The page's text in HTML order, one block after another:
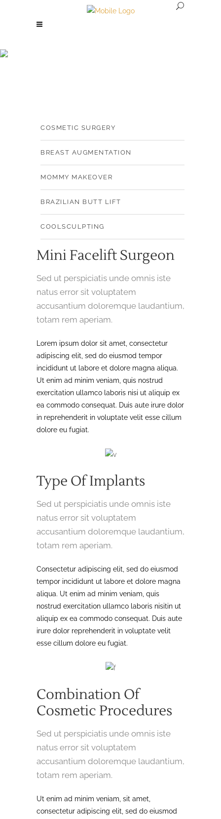
COSMETIC SURGERY
BREAST AUGMENTATION
MOMMY MAKEOVER
BRAZILIAN BUTT LIFT
COOLSCULPTING
Mini Facelift Surgeon
Sed ut perspiciatis unde omnis iste
natus error sit voluptatem
accusantium doloremque laudantium,
totam rem aperiam.
Lorem ipsum dolor sit amet, consectetur
adipiscing elit, sed do eiusmod tempor
incididunt ut labore et dolore magna aliqua.
Ut enim ad minim veniam, quis nostrud
exercitation ullamco laboris nisi ut aliquip ex
ea commodo consequat. Duis aute irure dolor
in reprehenderit in voluptate velit esse cillum
dolore eu fugiat.
Type Of Implants
Sed ut perspiciatis unde omnis iste
natus error sit voluptatem
accusantium doloremque laudantium,
totam rem aperiam.
Consectetur adipiscing elit, sed do eiusmod
tempor incididunt ut labore et dolore magna
aliqua. Ut enim ad minim veniam, quis
nostrud exercitation ullamco laboris nisitin ut
aliquip ex ea commodo consequat. Duis aute
irure dolor reprehenderit in voluptate velit
esse cillum dolore eu fugiat.
Combination Of
Cosmetic Procedures
Sed ut perspiciatis unde omnis iste
natus error sit voluptatem
accusantium doloremque laudantium,
totam rem aperiam.
Ut enim ad minim veniam, sit amet,
consectetur adipiscing elit, sed do eiusmod